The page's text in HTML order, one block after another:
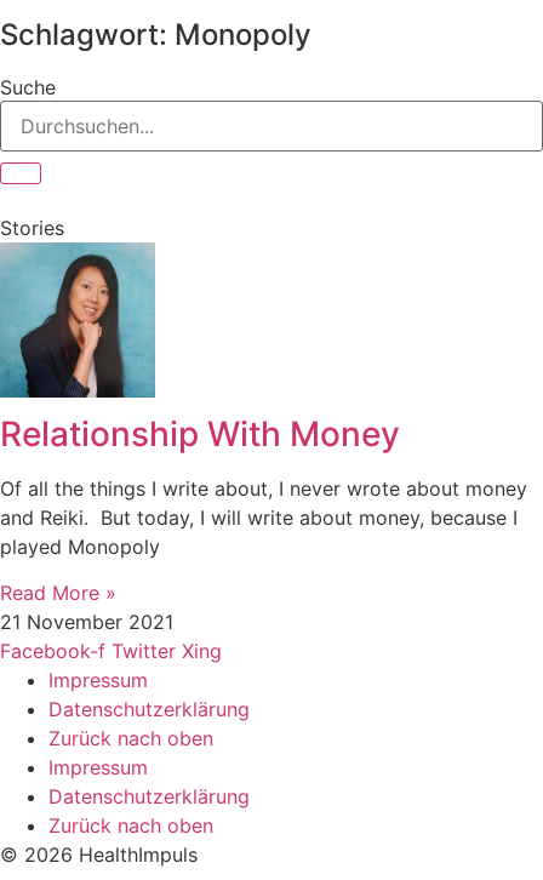
Schlagwort: Monopoly
Suche
Stories
Relationship With Money
Of all the things I write about, I never wrote about money
and Reiki. But today, I will write about money, because I
played Monopoly
Read More »
21 November 2021
Facebook-f Twitter Xing
Impressum
Datenschutzerklärung
Zurück nach oben
Impressum
Datenschutzerklärung
Zurück nach oben
© 2026 HealthImpuls